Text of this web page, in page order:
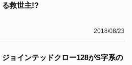
2018/08/23
る救世主!?
ジョインテッドクロー128がS字系の